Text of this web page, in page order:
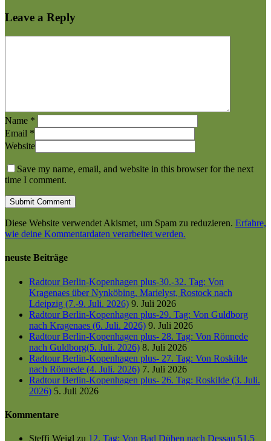
Leave a Reply
Name *
Email *
Website
Save my name, email, and website in this browser for the next
time I comment.
Diese Website verwendet Akismet, um Spam zu reduzieren. Erfahre,
wie deine Kommentardaten verarbeitet werden.
neuste Beiträge
Radtour Berlin-Kopenhagen plus-30.-32. Tag: Von
Kragenaes über Nynköbing, Marielyst, Rostock nach
Ldeipzig (7.-9. Juli. 2026) 9. Juli 2026
Radtour Berlin-Kopenhagen plus-29. Tag: Von Guldborg
nach Kragenaes (6. Juli. 2026) 9. Juli 2026
Radtour Berlin-Kopenhagen plus- 28. Tag: Von Rönnede
nach Guldborg(5. Juli. 2026) 8. Juli 2026
Radtour Berlin-Kopenhagen plus- 27. Tag: Von Roskilde
nach Rönnede (4. Juli. 2026) 7. Juli 2026
Radtour Berlin-Kopenhagen plus- 26. Tag: Roskilde (3. Juli.
2026) 5. Juli 2026
Kommentare
Steffi Weigl zu 12. Tag: Von Bad Düben nach Dessau 51,5